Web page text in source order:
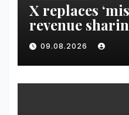
X replaces
revenue
with Original
Rewards |
09.08.2026